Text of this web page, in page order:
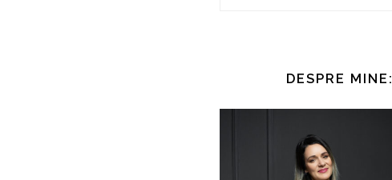
DESPRE MINE: